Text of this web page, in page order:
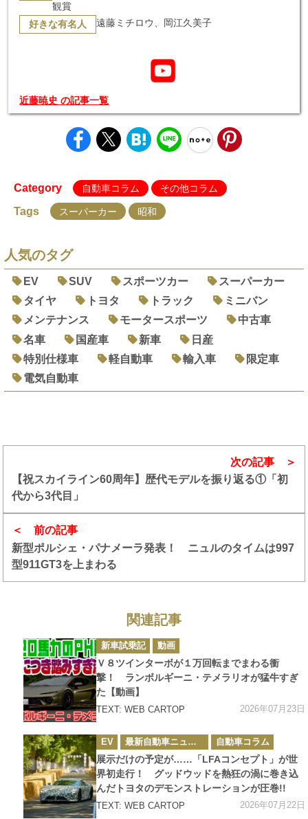
観賞
好きな有名人 遠藤ミチロウ、岡江久美子
近藤暁史 の記事一覧
Category 自動車コラム その他コラム
Tags スーパーカー 昭和
人気のタグ
EV SUV スポーツカー
スーパーカー
タイヤ
トヨタ トラック
ミニバン
メンテナンス
モータースポーツ
中古車
名車
国産車 新車
日産
特別仕様車
軽自動車 輸入車
限定車
電気自動車
前の記事
新型ポルシェ・パナメーラ発表！ ニュルのタイムは997
型911GT3を上まわる
次の記事
【祝スカイライン60周年】歴代モデルを振り返る①「初
代から3代目」
関連記事
カ
テ
ゴ
リ
ー
新車試乗記 動画
Ｖ８ツインターボが１万回転までまわる衝
撃！ ランボルギーニ・テメラリオが猛牛すぎ
た【動画】
TEXT: WEB CARTOP 2026年07月23日
カ
テ
ゴ
リ
ー
EV 最新自動車ニュース 自動車コラム
展示だけの予定が……「LFAコンセプト」が世
界初走行！ グッドウッドを熱狂の渦に巻き込
んだトヨタのデモンストレーションが圧巻!!
TEXT: WEB CARTOP 2026年07月22日